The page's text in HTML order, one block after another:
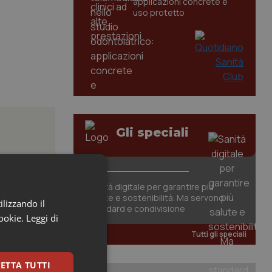
della
uso protetto
Gli speciali
Sanità digitale per garantire più
salute e sostenibilità. Ma servono
standard e condivisione
Tutti gli speciali
il
Leggi di
TUTTI